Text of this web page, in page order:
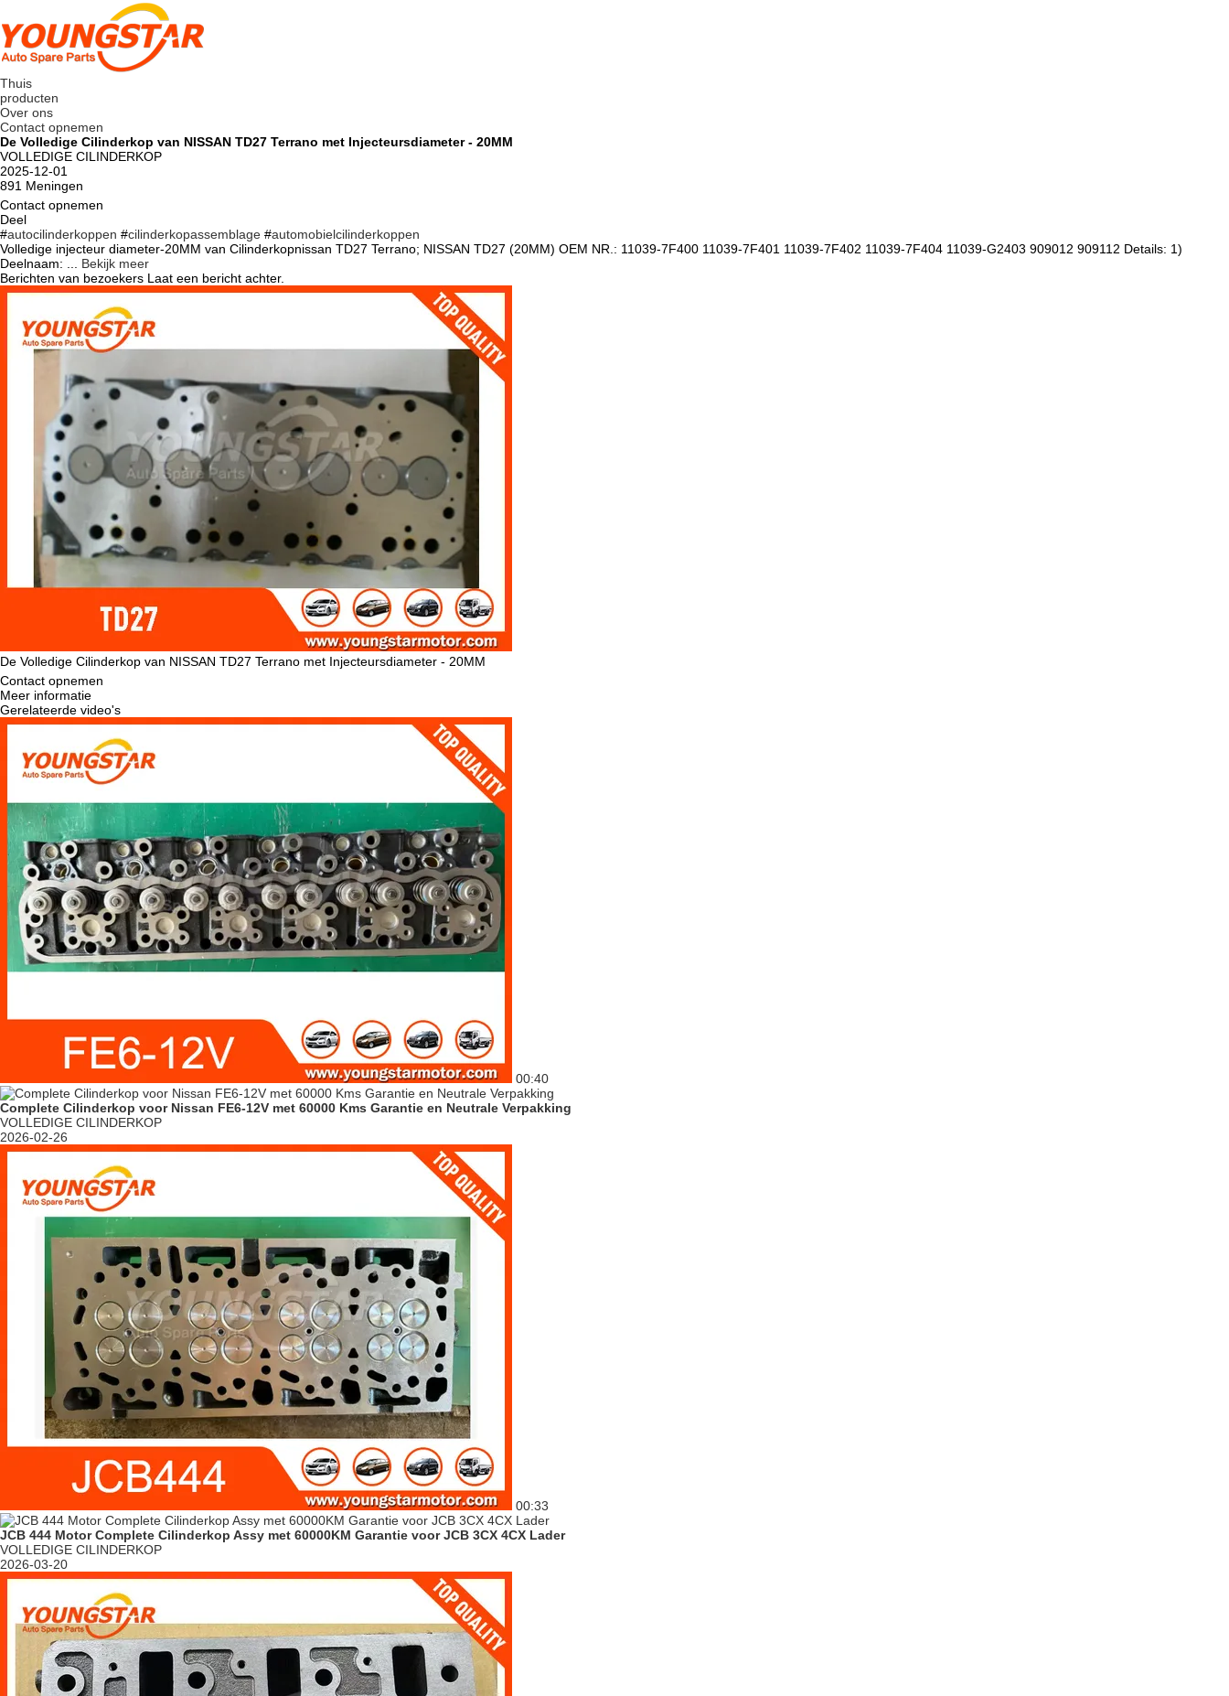
Thuis
producten
Over ons
Contact opnemen
De Volledige Cilinderkop van NISSAN TD27 Terrano met Injecteursdiameter - 20MM
VOLLEDIGE CILINDERKOP
2025-12-01
891 Meningen
Contact opnemen
Deel
#autocilinderkoppen #cilinderkopassemblage #automobielcilinderkoppen
Volledige injecteur diameter-20MM van Cilinderkopnissan TD27 Terrano; NISSAN TD27 (20MM) OEM NR.: 11039-7F400 11039-7F401 11039-7F402 11039-7F404 11039-G2403 909012 909112 Details: 1)
Deelnaam: ...
Bekijk meer
Berichten van bezoekers Laat een bericht achter.
De Volledige Cilinderkop van NISSAN TD27 Terrano met Injecteursdiameter - 20MM
Contact opnemen
Meer informatie
Gerelateerde video's
00:40
Complete Cilinderkop voor Nissan FE6-12V met 60000 Kms Garantie en Neutrale Verpakking
VOLLEDIGE CILINDERKOP
2026-02-26
00:33
JCB 444 Motor Complete Cilinderkop Assy met 60000KM Garantie voor JCB 3CX 4CX Lader
VOLLEDIGE CILINDERKOP
2026-03-20